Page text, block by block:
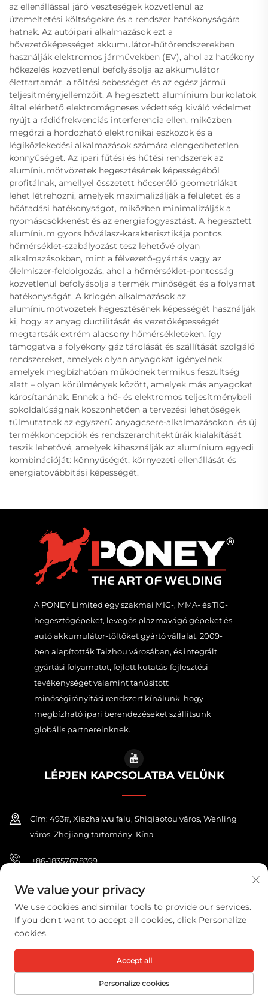
az ellenállással járó veszteségek közvetlenül az
üzemeltetési költségekre és a rendszer hatékonyságára
hatnak. Az autóipari alkalmazások ezt a
hővezetőképességet akkumulátor-hűtőrendszerekben
használják elektromos járművekben (EV), ahol az hatékony
hőkezelés közvetlenül befolyásolja az akkumulátor
élettartamát, a töltési sebességet és az egész jármű
teljesítményjellemzőit. A hegesztett alumínium burkolatok
által elérhető elektromágneses védettség kiváló védelmet
nyújt a rádiófrekvenciás interferencia ellen, miközben
megőrzi a hordozható elektronikai eszközök és a
légiközlekedési alkalmazások számára elengedhetetlen
könnyűséget. Az ipari fűtési és hűtési rendszerek az
alumíniumötvözetek hegesztésének képességéből
profitálnak, amellyel összetett hőcserélő geometriákat
lehet létrehozni, amelyek maximalizálják a felületet és a
hőátadási hatékonyságot, miközben minimalizálják a
nyomáscsökkenést és az energiafogyasztást. A hegesztett
alumínium gyors hőválasz-karakterisztikája pontos
hőmérséklet-szabályozást tesz lehetővé olyan
alkalmazásokban, mint a félvezető-gyártás vagy az
élelmiszer-feldolgozás, ahol a hőmérséklet-pontosság
közvetlenül befolyásolja a termék minőségét és a folyamat
hatékonyságát. A kriogén alkalmazások az
alumíniumötvözetek hegesztésének képességét használják
ki, hogy az anyag ductilitását és vezetőképességét
megtartsák extrém alacsony hőmérsékleteken, így
támogatva a folyékony gáz tárolását és szállítását szolgáló
rendszereket, amelyek olyan anyagokat igényelnek,
amelyek megbízhatóan működnek termikus feszültség
alatt – olyan körülmények között, amelyek más anyagokat
károsítanának. Ennek a hő- és elektromos teljesítménybeli
sokoldalúságnak köszönhetően a tervezési lehetőségek
túlmutatnak az egyszerű anyagcsere-alkalmazásokon, és új
termékkoncepciók és rendszerarchitektúrák kialakítását
teszik lehetővé, amelyek kihasználják az alumínium egyedi
kombinációját: könnyűségét, környezeti ellenállását és
energiatovábbítási képességét.
A PONEY Limited egy szakmai MIG-, MMA- és TIG-
hegesztőgépeket, levegős plazmavágó gépeket és
autó akkumulátor-töltőket gyártó vállalat. 2009-
ben alapították Taizhou városában, és integrált
gyártási folyamatot, fejlett kutatás-fejlesztési
tevékenységet valamint tanúsított
minőségirányítási rendszert kínálunk, hogy
megbízható ipari berendezéseket szállítsunk
globális partnereinknek.
LÉPJEN KAPCSOLATBA VELÜNK
Cím: 493#, Xiazhaiwu falu, Shiqiaotou város, Wenling
város, Zhejiang tartomány, Kína
+86-18357678399
[email protected]
Copyright © 2026 ZHEJIANG PONEY ELECTRIC CO.,LTD. Minden jog
fenntartva. Adatvédelmi irányelvek
We value your privacy
We use cookies and similar tools to provide our services.
If you don't want to accept all cookies, click Personalize
cookies.
Personalize cookies
Accept all